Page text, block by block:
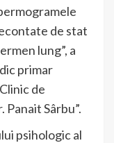
de stat
lung”, a
primar
de
Sârbu”.
psihologic al